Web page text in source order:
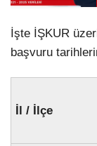
İşte İŞKUR
başvuru
İl / İlçe